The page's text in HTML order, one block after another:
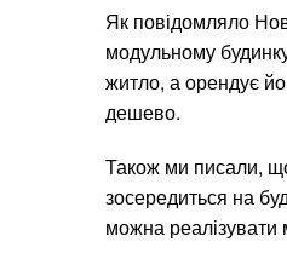
Як повідомляло
модульному
житло, а орендує
дешево.
Також ми писали,
зосередиться на
можна реалізувати